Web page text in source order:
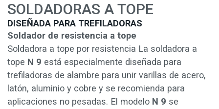
SOLDADORAS A TOPE
DISEÑADA PARA TREFILADORAS
Soldador de resistencia a tope
Soldadora a tope por resistencia La soldadora a
tope N 9 está especialmente diseñada para
trefiladoras de alambre para unir varillas de acero,
latón, aluminio y cobre y se recomienda para
aplicaciones no pesadas. El modelo N 9 se